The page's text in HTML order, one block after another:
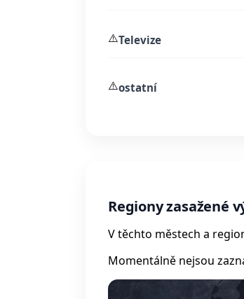
⚠️Televize
⚠️ostatní
Regiony zasažené
V těchto městech a
Momentálně nejsou